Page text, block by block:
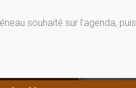
souhaité sur l’agenda,